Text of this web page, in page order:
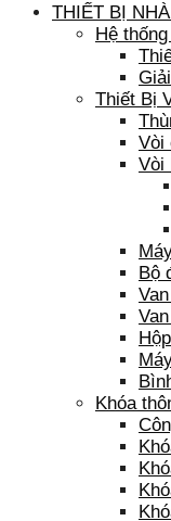
THIẾT BỊ
Hệ
Thiết Bị
Vòi
Vòi
Bộ
Khóa